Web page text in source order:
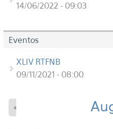
14/06/2022 - 09:03
Eventos
XLIV RTFNB
09/11/2021 - 08:00
«